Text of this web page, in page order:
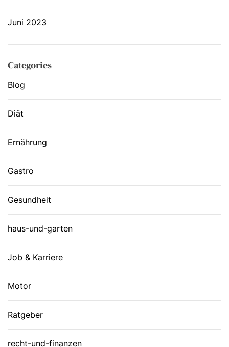
Juni 2023
Categories
Blog
Diät
Ernährung
Gastro
Gesundheit
haus-und-garten
Job & Karriere
Motor
Ratgeber
recht-und-finanzen